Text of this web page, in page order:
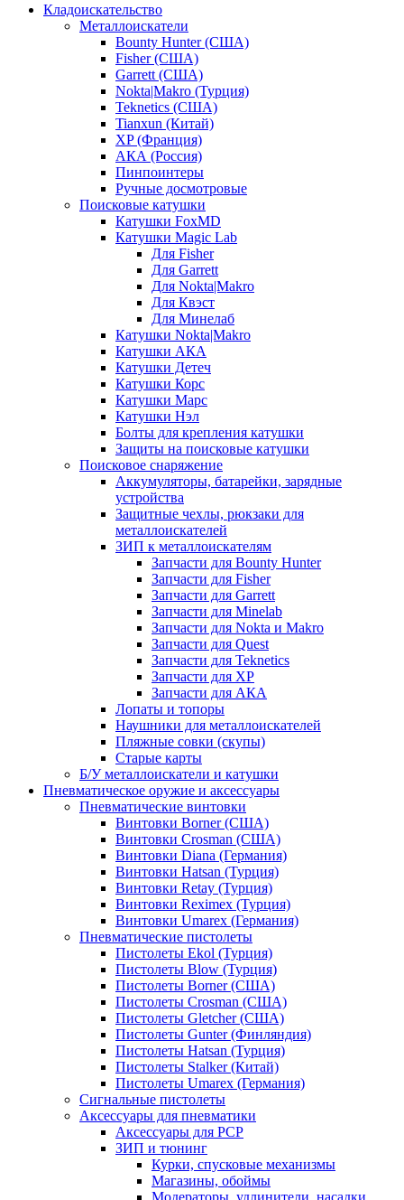
Кладоискательство
Металлоискатели
Bounty Hunter (США)
Fisher (США)
Garrett (США)
Nokta|Makro (Турция)
Teknetics (США)
Tianxun (Китай)
XP (Франция)
АКА (Россия)
Пинпоинтеры
Ручные досмотровые
Поисковые катушки
Катушки FoxMD
Катушки Magic Lab
Для Fisher
Для Garrett
Для Nokta|Makro
Для Квэст
Для Минелаб
Катушки Nokta|Makro
Катушки АКА
Катушки Детеч
Катушки Корс
Катушки Марс
Катушки Нэл
Болты для крепления катушки
Защиты на поисковые катушки
Поисковое снаряжение
Аккумуляторы, батарейки, зарядные
устройства
Защитные чехлы, рюкзаки для
металлоискателей
ЗИП к металлоискателям
Запчасти для Bounty Hunter
Запчасти для Fisher
Запчасти для Garrett
Запчасти для Minelab
Запчасти для Nokta и Makro
Запчасти для Quest
Запчасти для Teknetics
Запчасти для XP
Запчасти для АКА
Лопаты и топоры
Наушники для металлоискателей
Пляжные совки (скупы)
Старые карты
Б/У металлоискатели и катушки
Пневматическое оружие и аксессуары
Пневматические винтовки
Винтовки Borner (США)
Винтовки Crosman (США)
Винтовки Diana (Германия)
Винтовки Hatsan (Турция)
Винтовки Retay (Турция)
Винтовки Reximex (Турция)
Винтовки Umarex (Германия)
Пневматические пистолеты
Пистолеты Ekol (Турция)
Пистолеты Blow (Турция)
Пистолеты Borner (США)
Пистолеты Crosman (США)
Пистолеты Gletcher (США)
Пистолеты Gunter (Финляндия)
Пистолеты Hatsan (Турция)
Пистолеты Stalker (Китай)
Пистолеты Umarex (Германия)
Сигнальные пистолеты
Аксессуары для пневматики
Аксессуары для PCP
ЗИП и тюнинг
Курки, спусковые механизмы
Магазины, обоймы
Модераторы, удлинители, насадки